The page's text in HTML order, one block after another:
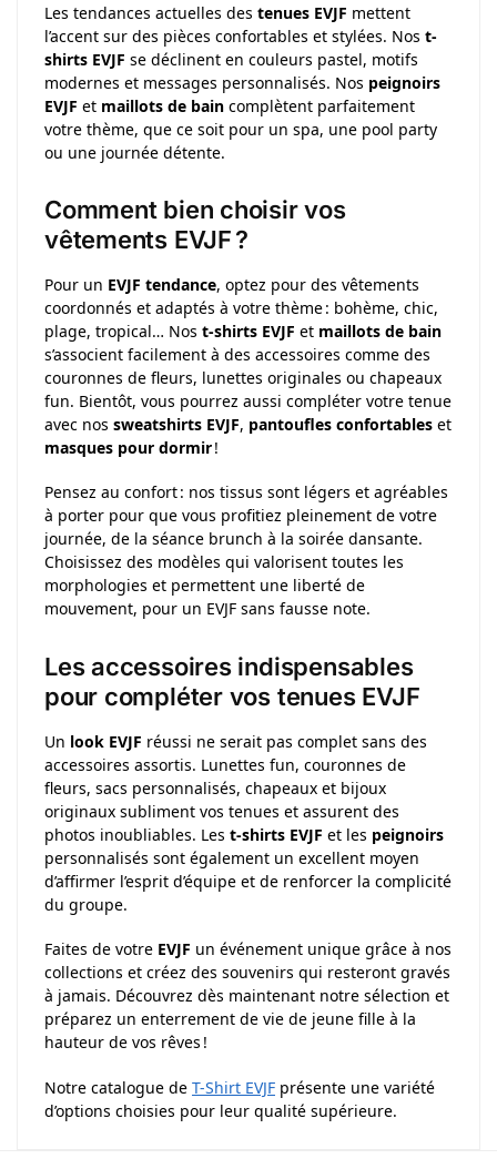
Les tendances actuelles des tenues EVJF mettent
l’accent sur des pièces confortables et stylées. Nos t-
shirts EVJF se déclinent en couleurs pastel, motifs
modernes et messages personnalisés. Nos peignoirs
EVJF et maillots de bain complètent parfaitement
votre thème, que ce soit pour un spa, une pool party
ou une journée détente.
Comment bien choisir vos
vêtements EVJF ?
Pour un EVJF tendance, optez pour des vêtements
coordonnés et adaptés à votre thème : bohème, chic,
plage, tropical… Nos t-shirts EVJF et maillots de bain
s’associent facilement à des accessoires comme des
couronnes de fleurs, lunettes originales ou chapeaux
fun. Bientôt, vous pourrez aussi compléter votre tenue
avec nos sweatshirts EVJF, pantoufles confortables et
masques pour dormir!
Pensez au confort : nos tissus sont légers et agréables
à porter pour que vous profitiez pleinement de votre
journée, de la séance brunch à la soirée dansante.
Choisissez des modèles qui valorisent toutes les
morphologies et permettent une liberté de
mouvement, pour un EVJF sans fausse note.
Les accessoires indispensables
pour compléter vos tenues EVJF
Un look EVJF réussi ne serait pas complet sans des
accessoires assortis. Lunettes fun, couronnes de
fleurs, sacs personnalisés, chapeaux et bijoux
originaux subliment vos tenues et assurent des
photos inoubliables. Les t-shirts EVJF et les peignoirs
personnalisés sont également un excellent moyen
d’affirmer l’esprit d’équipe et de renforcer la complicité
du groupe.
Faites de votre EVJF un événement unique grâce à nos
collections et créez des souvenirs qui resteront gravés
à jamais. Découvrez dès maintenant notre sélection et
préparez un enterrement de vie de jeune fille à la
hauteur de vos rêves !
Notre catalogue de T-Shirt EVJF présente une variété
d’options choisies pour leur qualité supérieure.